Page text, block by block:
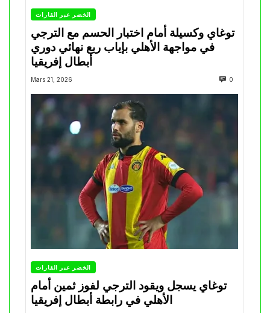
الخضر عبر القارات
توغاي وكسيلة أمام اختبار الحسم مع الترجي
في مواجهة الأهلي بإياب ربع نهائي دوري
أبطال إفريقيا
Mars 21, 2026 0
الخضر عبر القارات
توغاي يسجل ويقود الترجي لفوز ثمين أمام
الأهلي في رابطة أبطال إفريقيا